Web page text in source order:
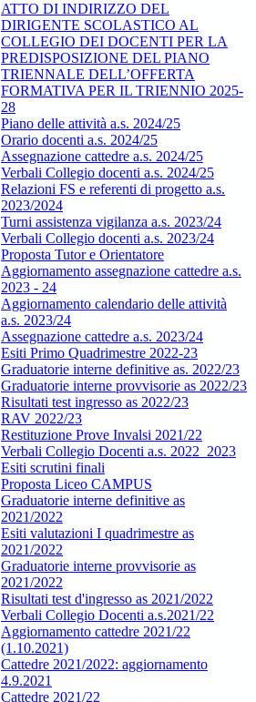
ATTO DI INDIRIZZO DEL
DIRIGENTE SCOLASTICO AL
COLLEGIO DEI DOCENTI PER LA
PREDISPOSIZIONE DEL PIANO
TRIENNALE DELL’OFFERTA
FORMATIVA PER IL TRIENNIO 2025-
28
Piano delle attività a.s. 2024/25
Orario docenti a.s. 2024/25
Assegnazione cattedre a.s. 2024/25
Verbali Collegio docenti a.s. 2024/25
Relazioni FS e referenti di progetto a.s.
2023/2024
Turni assistenza vigilanza a.s. 2023/24
Verbali Collegio docenti a.s. 2023/24
Proposta Tutor e Orientatore
Aggiornamento assegnazione cattedre a.s.
2023 - 24
Aggiornamento calendario delle attività
a.s. 2023/24
Assegnazione cattedre a.s. 2023/24
Esiti Primo Quadrimestre 2022-23
Graduatorie interne definitive as. 2022/23
Graduatorie interne provvisorie as 2022/23
Risultati test ingresso as 2022/23
RAV 2022/23
Restituzione Prove Invalsi 2021/22
Verbali Collegio Docenti a.s. 2022_2023
Esiti scrutini finali
Proposta Liceo CAMPUS
Graduatorie interne definitive as
2021/2022
Esiti valutazioni I quadrimestre as
2021/2022
Graduatorie interne provvisorie as
2021/2022
Risultati test d'ingresso as 2021/2022
Verbali Collegio Docenti a.s.2021/22
Aggiornamento cattedre 2021/22
(1.10.2021)
Cattedre 2021/2022: aggiornamento
4.9.2021
Cattedre 2021/22